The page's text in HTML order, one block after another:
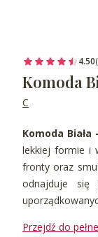
4.50
Komoda
C
Komoda Biała
lekkiej formie i
fronty oraz
odnajduje się
Przejdź do